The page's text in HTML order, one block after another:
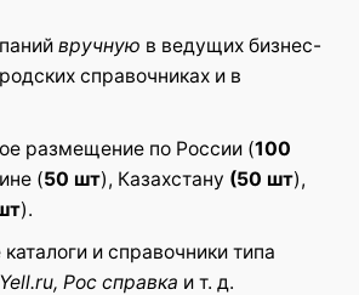
вручную в ведущих бизнес-
справочниках и в
размещение по России (100
(50 шт), Казахстану (50 шт),
).
и справочники типа
Рос справка и т. д.
yet.
“Регистрация в
и каталогах”
будет
помечены